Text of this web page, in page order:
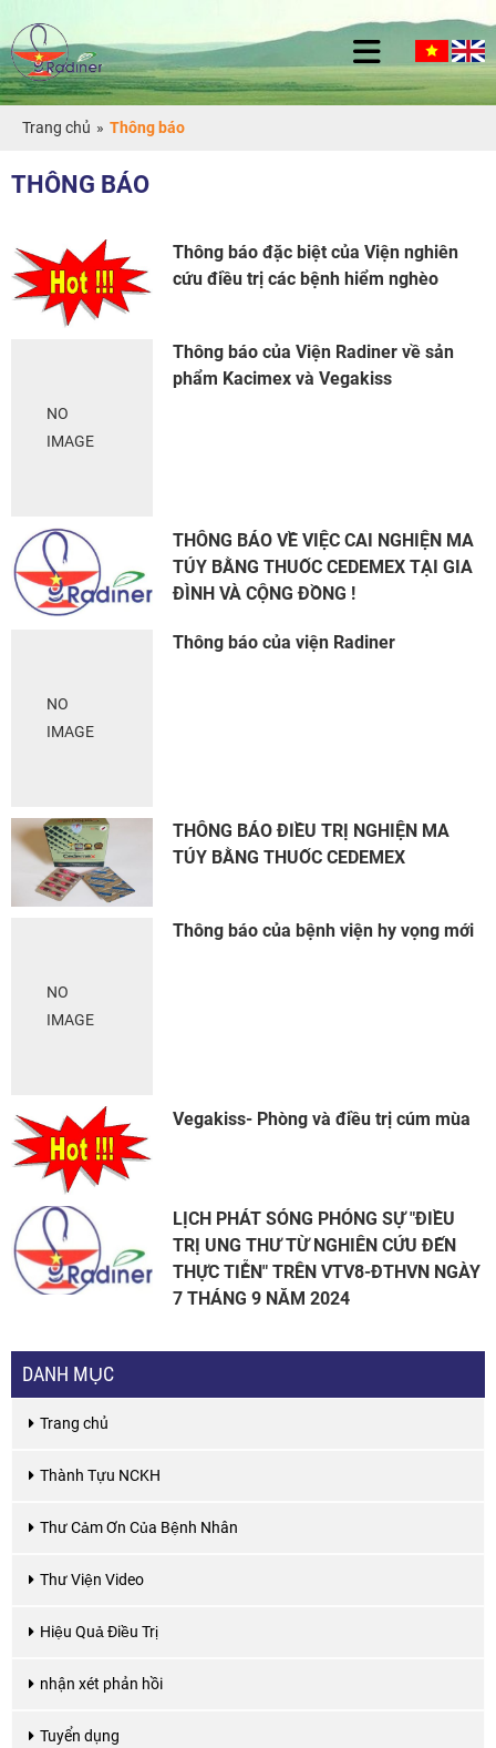
Trang chủ » Thông báo
THÔNG BÁO
Thông báo đặc biệt của Viện nghiên
cứu điều trị các bệnh hiểm nghèo
NO
IMAGE
Thông báo của Viện Radiner về sản
phẩm Kacimex và Vegakiss
THÔNG BÁO VỀ VIỆC CAI NGHIỆN MA
TÚY BẰNG THUỐC CEDEMEX TẠI GIA
ĐÌNH VÀ CỘNG ĐỒNG !
NO
IMAGE
Thông báo của viện Radiner
THÔNG BÁO ĐIỀU TRỊ NGHIỆN MA
TÚY BẰNG THUỐC CEDEMEX
NO
IMAGE
Thông báo của bệnh viện hy vọng mới
Vegakiss- Phòng và điều trị cúm mùa
LỊCH PHÁT SÓNG PHÓNG SỰ "ĐIỀU
TRỊ UNG THƯ TỪ NGHIÊN CỨU ĐẾN
THỰC TIỄN" TRÊN VTV8-ĐTHVN NGÀY
7 THÁNG 9 NĂM 2024
DANH MỤC
Trang chủ
Thành Tựu NCKH
Thư Cảm Ơn Của Bệnh Nhân
Thư Viện Video
Hiệu Quả Điều Trị
nhận xét phản hồi
Tuyển dụng